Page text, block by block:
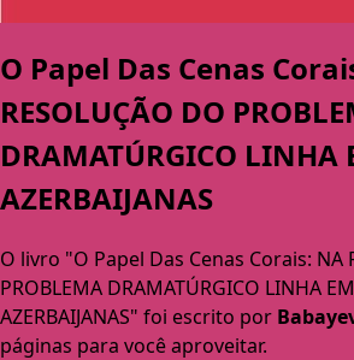
O Papel Das Cenas
RESOLUÇÃO DO
DRAMATÚRGICO LINHA
AZERBAIJANAS
O livro "O Papel Das Cenas Corais: NA
PROBLEMA DRAMATÚRGICO LINHA
AZERBAIJANAS" foi escrito por
páginas para você aproveitar.